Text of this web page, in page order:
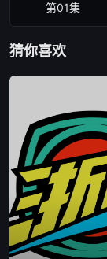
第01集
猜你喜欢